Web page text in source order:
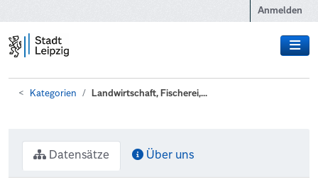
Anmelden
Kategorien Landwirtschaft, Fischerei,...
Datensätze Über uns